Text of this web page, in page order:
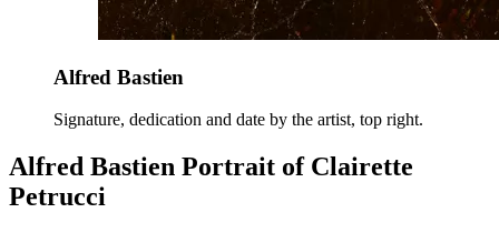
Alfred Bastien
Signature, dedication and date by the artist, top right.
Alfred Bastien Portrait of Clairette
Petrucci